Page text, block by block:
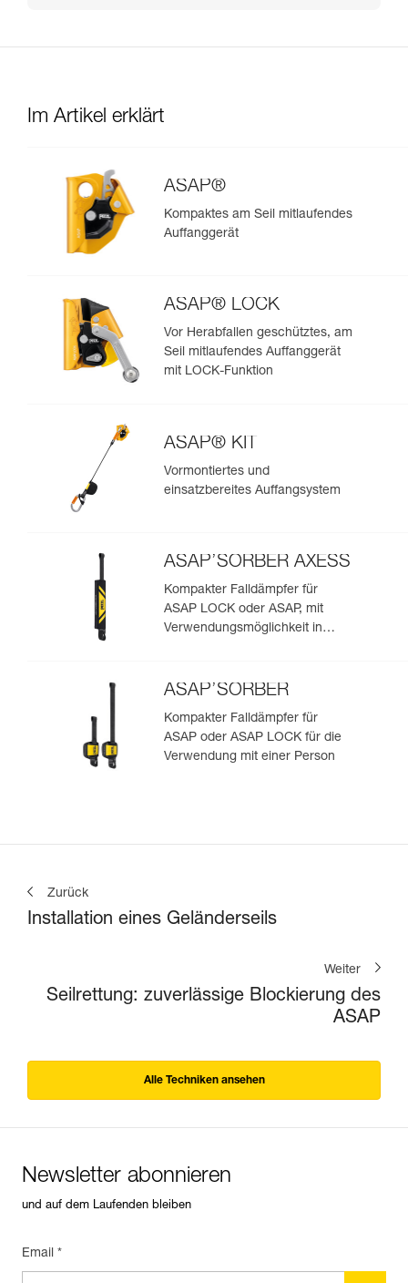
Im Artikel erklärt
ASAP®
Kompaktes am Seil mitlaufendes
Auffanggerät
ASAP® LOCK
Vor Herabfallen geschütztes, am
Seil mitlaufendes Auffanggerät
mit LOCK-Funktion
ASAP® KIT
Vormontiertes und
einsatzbereites Auffangsystem
ASAP’SORBER AXESS
Kompakter Falldämpfer für
ASAP LOCK oder ASAP, mit
Verwendungsmöglichkeit in
ASAP’SORBER
Kompakter Falldämpfer für
ASAP oder ASAP LOCK für die
Verwendung mit einer Person
Zurück
Installation eines Geländerseils
Weiter
Seilrettung: zuverlässige Blockierung des
ASAP
Alle Techniken ansehen
Newsletter abonnieren
und auf dem Laufenden bleiben
Email *